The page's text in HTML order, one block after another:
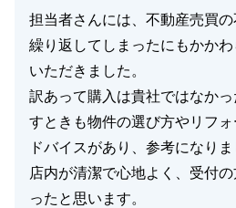
担当者さんには、不動産売買
繰り返してしまったにもかか
いただきました。
訳あって購入は貴社ではなか
すときも物件の選び方やリフ
ドバイスがあり、参考になりま
店内が清潔で心地よく、受付
ったと思います。